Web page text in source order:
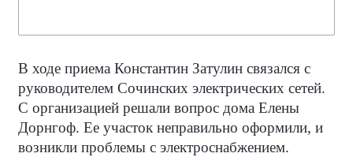
В ходе приема Константин Затулин связался с
руководителем Сочинских электрических сетей.
С организацией решали вопрос дома Елены
Дорнгоф. Ее участок неправильно оформили, и
возникли проблемы с электроснабжением.